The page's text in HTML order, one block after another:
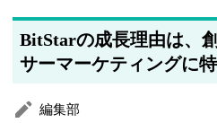
BitStarの成長理由は、
サーマーケティングに
編集部